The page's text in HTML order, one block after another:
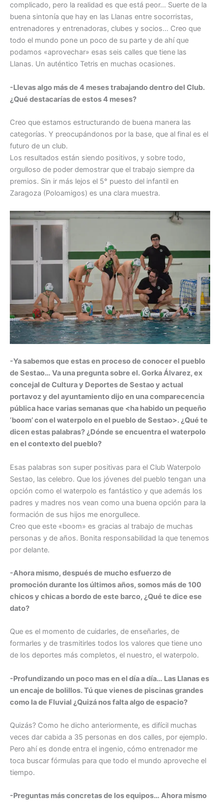
complicado, pero la realidad es que está peor… Suerte de la
buena sintonía que hay en las Llanas entre socorristas,
entrenadores y entrenadoras, clubes y socios… Creo que
todo el mundo pone un poco de su parte y de ahí que
podamos «aprovechar» esas seis calles que tiene las
Llanas. Un auténtico Tetris en muchas ocasiones.
-Llevas algo más de 4 meses trabajando dentro del Club.
¿Qué destacarías de estos 4 meses?
Creo que estamos estructurando de buena manera las
categorías. Y preocupándonos por la base, que al final es el
futuro de un club.
Los resultados están siendo positivos, y sobre todo,
orgulloso de poder demostrar que el trabajo siempre da
premios. Sin ir más lejos el 5° puesto del infantil en
Zaragoza (Poloamigos) es una clara muestra.
-Ya sabemos que estas en proceso de conocer el pueblo
de Sestao… Va una pregunta sobre el. Gorka Álvarez, ex
concejal de Cultura y Deportes de Sestao y actual
portavoz y del ayuntamiento dijo en una comparecencia
pública hace varias semanas que <ha habido un pequeño
‘boom’ con el waterpolo en el pueblo de Sestao>. ¿Qué te
dicen estas palabras? ¿Dónde se encuentra el waterpolo
en el contexto del pueblo?
Esas palabras son super positivas para el Club Waterpolo
Sestao, las celebro. Que los jóvenes del pueblo tengan una
opción como el waterpolo es fantástico y que además los
padres y madres nos vean como una buena opción para la
formación de sus hijos me enorgullece.
Creo que este «boom» es gracias al trabajo de muchas
personas y de años. Bonita responsabilidad la que tenemos
por delante.
-Ahora mismo, después de mucho esfuerzo de
promoción durante los últimos años, somos más de 100
chicos y chicas a bordo de este barco, ¿Qué te dice ese
dato?
Que es el momento de cuidarles, de enseñarles, de
formarles y de trasmitirles todos los valores que tiene uno
de los deportes más completos, el nuestro, el waterpolo.
-Profundizando un poco mas en el día a día… Las Llanas es
un encaje de bolillos. Tú que vienes de piscinas grandes
como la de Fluvial ¿Quizá nos falta algo de espacio?
Quizás? Como he dicho anteriormente, es difícil muchas
veces dar cabida a 35 personas en dos calles, por ejemplo.
Pero ahí es donde entra el ingenio, cómo entrenador me
toca buscar fórmulas para que todo el mundo aproveche el
tiempo.
-Preguntas más concretas de los equipos… Ahora mismo